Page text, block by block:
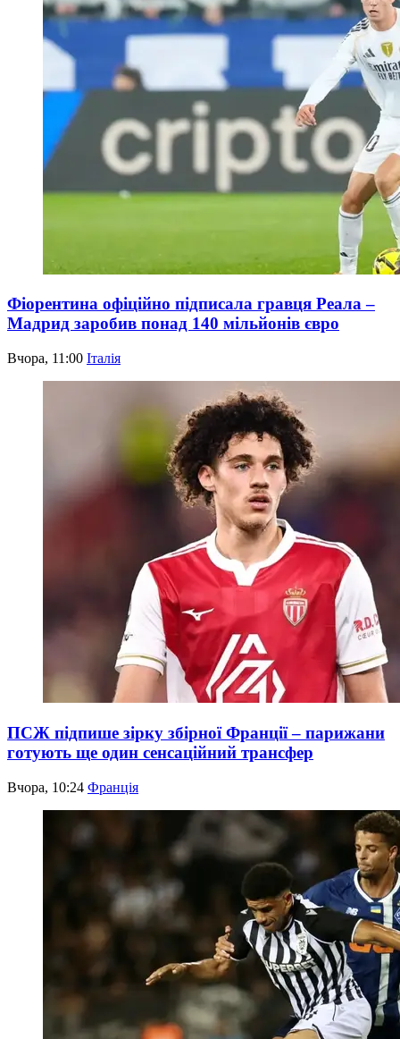
Фіорентина офіційно підписала гравця Реала –
Мадрид заробив понад 140 мільйонів євро
Вчора, 11:00 Італія
ПСЖ підпише зірку збірної Франції – парижани
готують ще один сенсаційний трансфер
Вчора, 10:24 Франція